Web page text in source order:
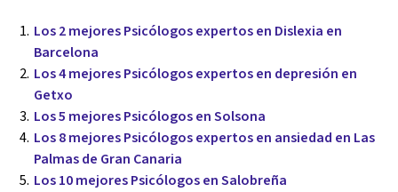
Los 2 mejores Psicólogos expertos en Dislexia en
Barcelona
Los 4 mejores Psicólogos expertos en depresión en
Getxo
Los 5 mejores Psicólogos en Solsona
Los 8 mejores Psicólogos expertos en ansiedad en Las
Palmas de Gran Canaria
Los 10 mejores Psicólogos en Salobreña